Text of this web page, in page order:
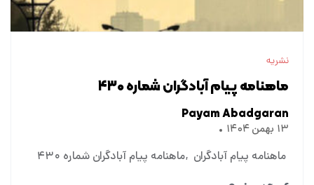
نشریه
ماهنامه پیام آبادگران شماره ۴۳۰
Payam Abadgaran
۱۳ بهمن ۱۴۰۴
ماهنامه پیام آبادگران ماهنامه پیام آبادگران شماره ۴۳۰